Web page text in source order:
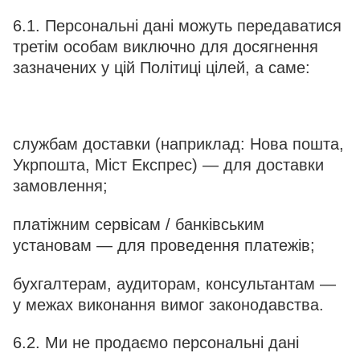
6.1. Персональні дані можуть передаватися
третім особам виключно для досягнення
зазначених у цій Політиці цілей, а саме:
службам доставки (наприклад: Нова пошта,
Укрпошта, Міст Експрес) — для доставки
замовлення;
платіжним сервісам / банківським
установам — для проведення платежів;
бухгалтерам, аудиторам, консультантам —
у межах виконання вимог законодавства.
6.2. Ми не продаємо персональні дані